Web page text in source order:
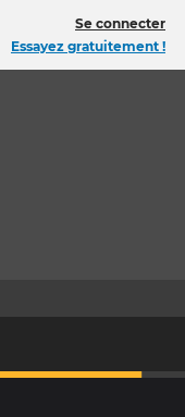
Se connecter
Essayez gratuitement !